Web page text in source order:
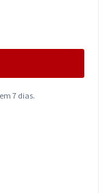
7 dias.